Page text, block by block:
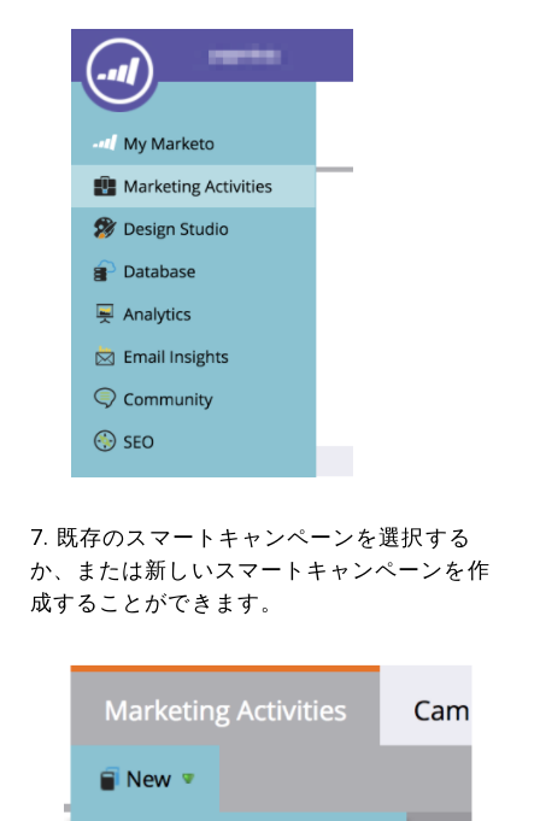
7. 既存のスマートキャンペーンを選択する
か、または新しいスマートキャンペーンを作
成することができます。